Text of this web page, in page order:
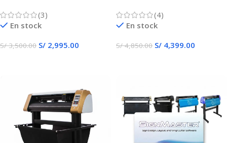
Corte
(3)
En stock
S/3,500.00 S/ 2,995.00
(4)
En stock
S/4,850.00 S/ 4,399.00